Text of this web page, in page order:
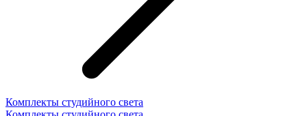
Комплекты студийного света